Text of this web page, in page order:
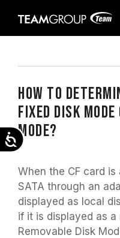
note:
system.
Accessibility
HOW TO
FIXED DISK
MODE?
When the CF card
SATA through an
displayed as local
if it is displayed as
Removable Disk